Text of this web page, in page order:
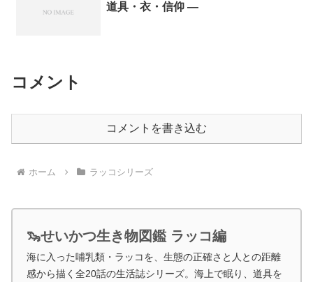
道具・衣・信仰 ―
コメント
コメントを書き込む
ホーム ラッコシリーズ
🦦せいかつ生き物図鑑 ラッコ編
海に入った哺乳類・ラッコを、生態の正確さと人との距離
感から描く全20話の生活誌シリーズ。海上で眠り、道具を